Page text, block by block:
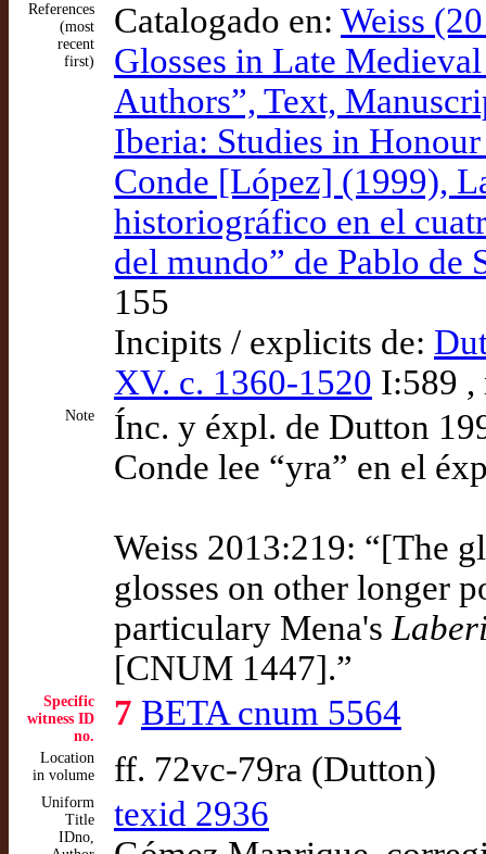
References
(most
recent
first)
Catalogado en: Weiss
Glosses in Late
Authors”, Text,
Iberia: Studies in
Conde [López] (1999),
historiográfico en el
del mundo” de Pablo
155
Incipits / explicits de:
XV. c. 1360-1520 I:589
Note
Ínc. y éxpl. de Dutton
Conde lee “yra” en el
Weiss 2013:219: “[The
glosses on other longer
particulary Mena's
[CNUM 1447].”
Specific
witness ID
no.
7 BETA cnum 5564
Location
in volume
ff. 72vc-79ra (Dutton)
Uniform
Title
IDno,
texid 2936